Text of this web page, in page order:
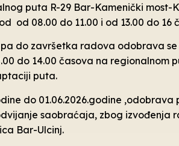
puta R-29 Bar-Kamenički
od 08.00 do 11.00 i od 13.00 do 16
pa do završetka radova odobrava
do 14.00 časova na regionalnom
puta.
do 01.06.2026.godine
saobraćaja, zbog izvođenja
Bar-Ulcinj.